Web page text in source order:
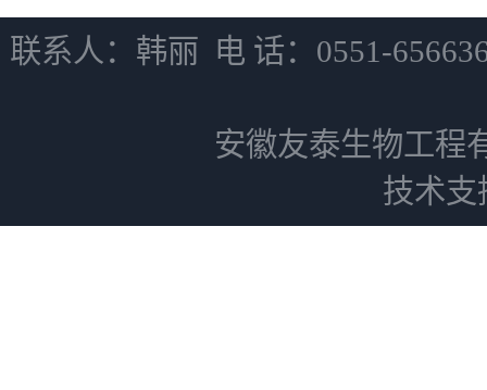
联系人：韩丽 电 话：0551-
安徽友泰生物工程
技术